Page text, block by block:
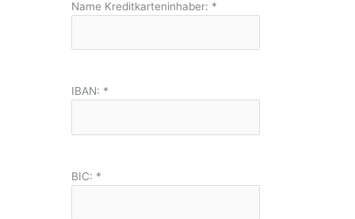
Name Kreditkarteninhaber: *
IBAN: *
BIC: *